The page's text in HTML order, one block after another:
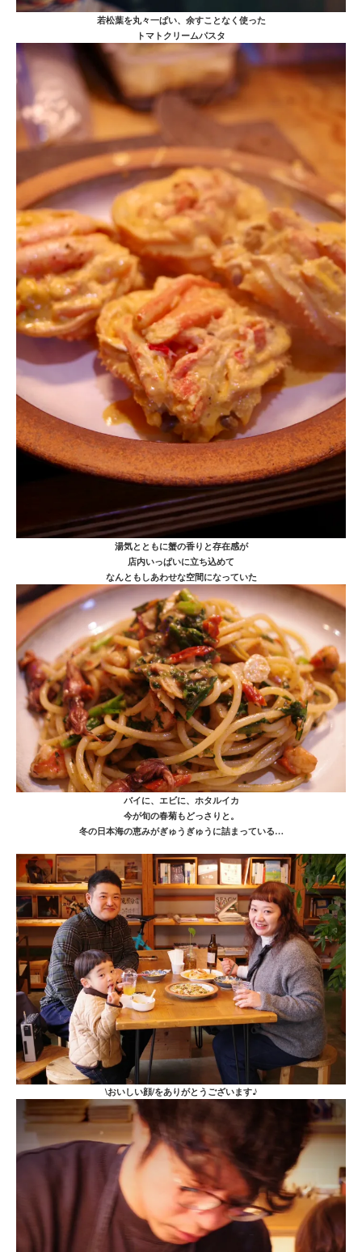
若松葉を丸々一ぱい、余すことなく使った
トマトクリームパスタ
湯気とともに蟹の香りと存在感が
店内いっぱいに立ち込めて
なんともしあわせな空間になっていた
バイに、エビに、ホタルイカ
今が旬の春菊もどっさりと。
冬の日本海の恵みがぎゅうぎゅうに詰まっている…
\おいしい顔/をありがとうございます♪